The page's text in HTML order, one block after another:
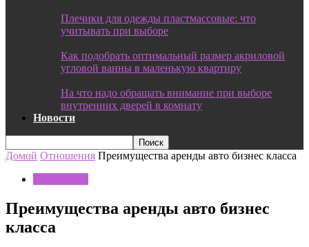
Плечики для одежды пластмассовые: что
учитывать при выборе
Как подобрать оптимальный размер акриловой
угловой ванны в маленькую квартиру
На что надо обращать внимание при выборе
внутренних дверей в комнату
Новости
Домой Отношения Преимущества аренды авто бизнес класса
Преимущества аренды авто бизнес
класса